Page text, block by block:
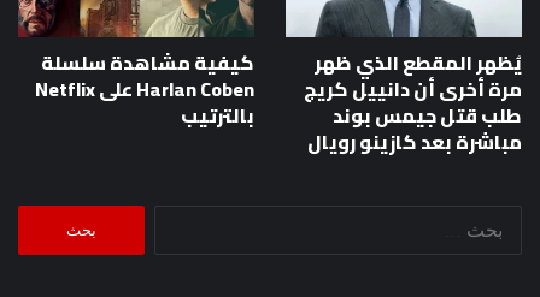
يُظهر المقطع الذي ظهر
مرة أخرى أن دانييل كريج
طلب قتل جيمس بوند
مباشرة بعد كازينو رويال
كيفية مشاهدة سلسلة
Harlan Coben على Netflix
بالترتيب
البحث